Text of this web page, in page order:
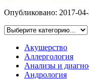
Опубликовано: 2017-
Акушерство
Аллергология
Анализы и
Андрология